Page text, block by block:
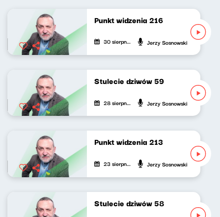
Punkt widzenia 216
30 sierpnia 2021 Jerzy Sosnowski
Stulecie dziwów 59
28 sierpnia 2021 Jerzy Sosnowski
Punkt widzenia 213
23 sierpnia 2021 Jerzy Sosnowski
Stulecie dziwów 58